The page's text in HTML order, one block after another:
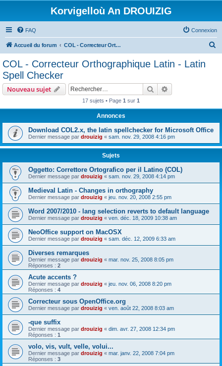
Korvigelloù An DROUIZIG
FAQ Connexion
Accueil du forum COL - Correcteur Orthographique Latin - Latin Spell Checker
COL - Correcteur Orthographique Latin - Latin
Spell Checker
Nouveau sujet Rechercher
17 sujets • Page 1 sur 1
Annonces
Download COL2.x, the latin spellchecker for Microsoft Office
Dernier message par drouizig « sam. nov. 29, 2008 4:16 pm
Sujets
Oggetto: Correttore Ortografico per il Latino (COL)
Dernier message par drouizig « sam. nov. 29, 2008 4:14 pm
Medieval Latin - Changes in orthography
Dernier message par drouizig « jeu. nov. 20, 2008 2:55 pm
Word 2007/2010 - lang selection reverts to default language
Dernier message par drouizig « ven. déc. 18, 2009 10:38 am
NeoOffice support on MacOSX
Dernier message par drouizig « sam. déc. 12, 2009 6:33 am
Diverses remarques
Dernier message par drouizig « mar. nov. 25, 2008 8:05 pm
Réponses : 2
Acute accents ?
Dernier message par drouizig « jeu. nov. 06, 2008 8:20 pm
Réponses : 4
Correcteur sous OpenOffice.org
Dernier message par drouizig « ven. août 22, 2008 8:03 am
-que suffix
Dernier message par drouizig « dim. avr. 27, 2008 12:34 pm
Réponses : 1
volo, vis, vult, velle, volui...
Dernier message par drouizig « mar. janv. 22, 2008 7:04 pm
Réponses : 3